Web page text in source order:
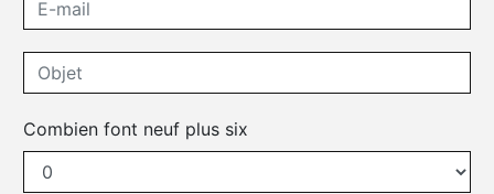
Combien font neuf plus six